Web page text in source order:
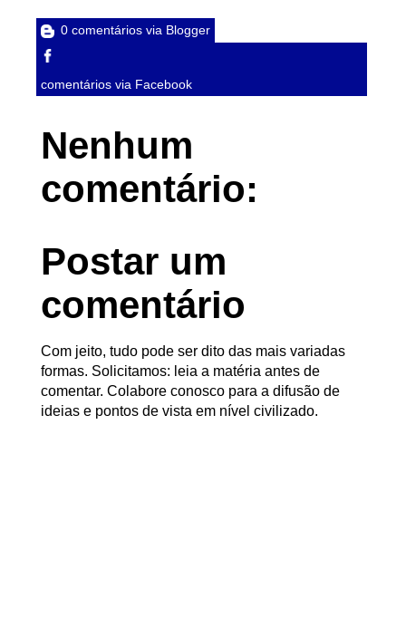
0 comentários via Blogger
comentários via Facebook
Nenhum
comentário:
Postar um
comentário
Com jeito, tudo pode ser dito das mais variadas
formas. Solicitamos: leia a matéria antes de
comentar. Colabore conosco para a difusão de
ideias e pontos de vista em nível civilizado.